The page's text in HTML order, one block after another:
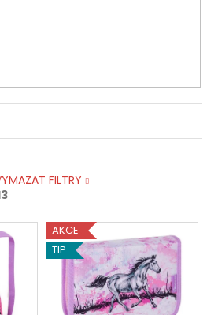
FILTRY
AKCE
TIP